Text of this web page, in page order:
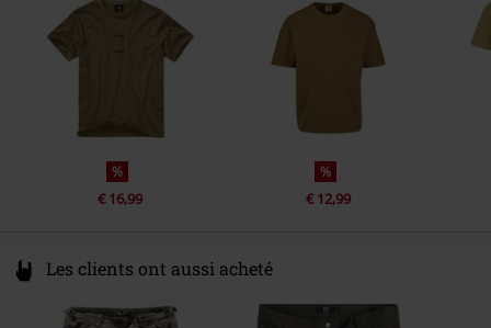
info@brandit-wear.com
%
€ 16,99
%
€ 12,99
Les clients ont aussi acheté